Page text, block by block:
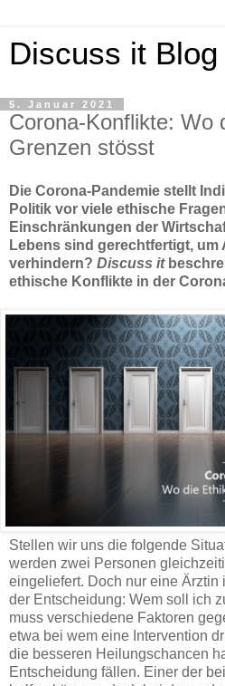
Discuss it Blog
5. Januar 2021
Corona-Konflikte: Wo
Grenzen stösst
Die Corona-Pandemie stellt
Politik vor viele ethische
Einschränkungen der
Lebens sind gerechtfertigt, um
verhindern? Discuss it
ethische Konflikte in der
Stellen wir uns die folgende
werden zwei Personen
eingeliefert. Doch nur eine Ärztin
der Entscheidung: Wem soll ich
muss verschiedene Faktoren
etwa bei wem eine Intervention
die besseren Heilungschancen
Entscheidung fällen. Einer der